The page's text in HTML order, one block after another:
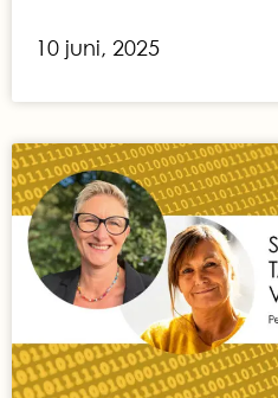
10 juni, 2025